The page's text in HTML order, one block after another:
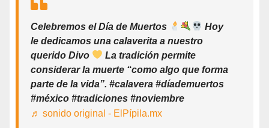
Celebremos el Día de Muertos
Hoy
le dedicamos una calaverita a nuestro
querido Divo
La tradición permite
considerar la muerte “como algo que forma
parte de la vida”. #calavera #díademuertos
#méxico #tradiciones #noviembre
♬ sonido original - ElPípila.mx